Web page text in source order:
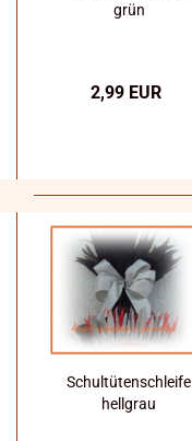
grün
2,99 EUR
Schultütenschleife
hellgrau